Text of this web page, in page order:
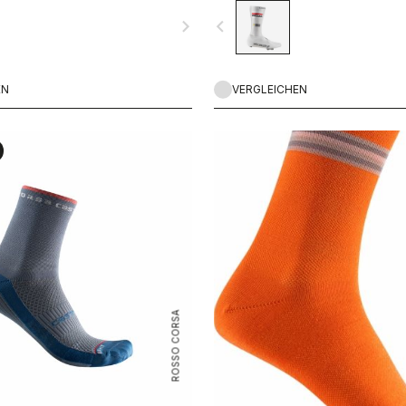
navigate_next navigate_before
VERGLEICHEN
ROSSO CORSA